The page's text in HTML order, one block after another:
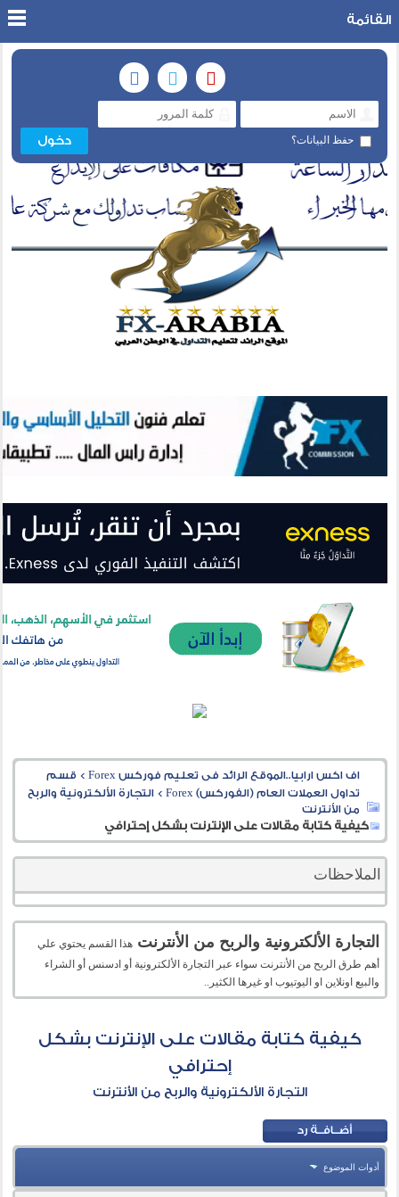
حفظ البيانات؟
القائمة
اف اكس ارابيا..الموقع الرائد فى تعليم فوركس Forex > قسم
تداول العملات العام (الفوركس) Forex
>التجارة الألكترونية والربح
من الأنترنت
كيفية كتابة مقالات على الإنترنت بشكل إحترافي
الملاحظات
التجارة الألكترونية والربح من الأنترنت هذا القسم يحتوي علي
أهم طرق الربح من الأنترنت سواء عبر التجارة الألكترونية أو ادسنس أو الشراء
والبيع اونلاين او اليوتيوب او غيرها الكثير..
كيفية كتابة مقالات على الإنترنت بشكل
إحترافي
التجارة الألكترونية والربح من الأنترنت
أدوات الموضوع